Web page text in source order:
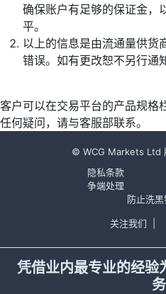
确保账户有足够的保证金，
平。
以上的信息是由流通量供货
错误。如有更改恕不另行通
客户可以在交易平台的产品规格
任何疑问，请与客服部联系。
© WCG Markets Ltd
隐私条款
争端处理
防止洗
关注我们
凭借业内最专业的经验
务